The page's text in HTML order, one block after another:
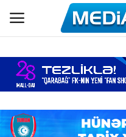
Əsas
Azərbaycan futbolu